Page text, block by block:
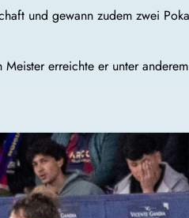
und gewann zudem zwei
erreichte er unter